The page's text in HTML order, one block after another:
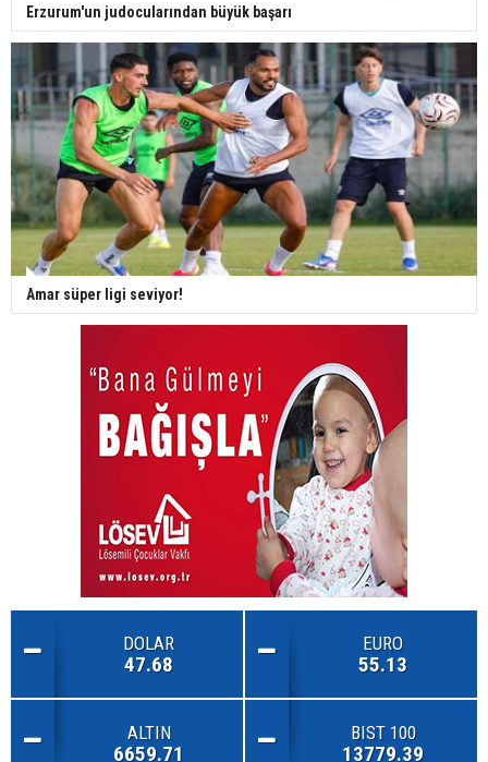
Erzurum'un judocularından büyük başarı
Amar süper ligi seviyor!
DOLAR
47.68
EURO
55.13
ALTIN
6659.71
BIST 100
13779.39